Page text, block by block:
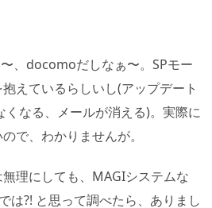
、docomoだしなぁ〜。SPモー
えているらしいし(アップデート
くなる、メールが消える)。実際に
で、わかりませんが。
理にしても、MAGIシステムな
は?! と思って調べたら、ありまし